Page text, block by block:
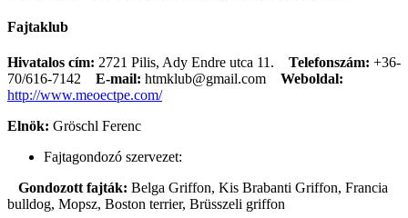
Fajtaklub
Hivatalos cím: 2721 Pilis, Ady Endre utca 11. Telefonszám: +36-
70/616-7142
E-mail: htmklub@gmail.com
Weboldal:
http://www.meoectpe.com/
Elnök: Gröschl Ferenc
Fajtagondozó szervezet:
Gondozott fajták: Belga Griffon, Kis Brabanti Griffon, Francia
bulldog, Mopsz, Boston terrier, Brüsszeli griffon